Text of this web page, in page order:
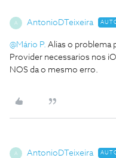
A AntonioDTeixeira
@Mário P. Alias o problema
Provider necessarios nos
NOS da o mesmo erro.
A AntonioDTeixeira